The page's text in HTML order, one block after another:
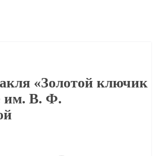
«Золотой ключик
им. В. Ф.